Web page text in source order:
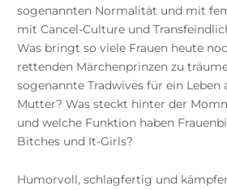
sogenannten Normalität und mit
mit Cancel-Culture und
Was bringt so viele Frauen heute
rettenden Märchenprinzen zu
sogenannte Tradwives für ein Leben
Mutter? Was steckt hinter der
und welche Funktion haben
Bitches und It-Girls?
Humorvoll, schlagfertig und